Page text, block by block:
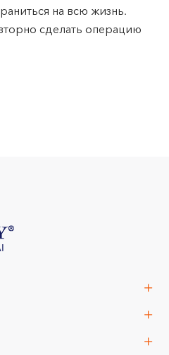
на всю жизнь.
сделать операцию